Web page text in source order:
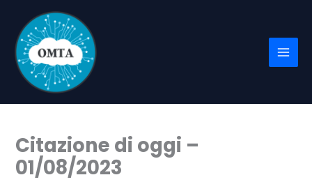
contenuto
Citazione di oggi –
01/08/2023